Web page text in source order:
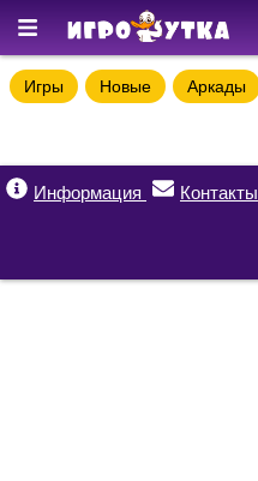
Игры Новые Аркады
Информация Контакты